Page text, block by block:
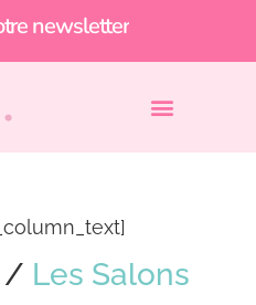
newsletter
/ Les Salons